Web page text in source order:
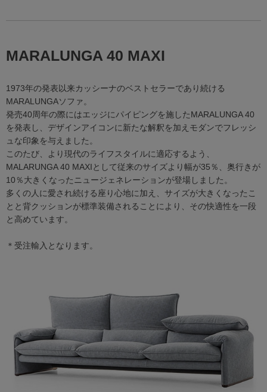
MARALUNGA 40 MAXI
1973年の発表以来カッシーナのベストセラーであり続ける
MARALUNGAソファ。
発売40周年の際にはエッジにパイピングを施したMARALUNGA 40
を発表し、デザインアイコンに新たな解釈を加えモダンでフレッシ
ュな印象を与えました。
このたび、より現代のライフスタイルに適応するよう、
MALARUNGA 40 MAXIとして従来のサイズより幅が35％、奥行きが
10％大きくなったニュージェネレーションが登場しました。
多くの人に愛され続ける座り心地に加え、サイズが大きくなったこ
とと背クッションが標準装備されることにより、その快適性を一段
と高めています。
＊受注輸入となります。